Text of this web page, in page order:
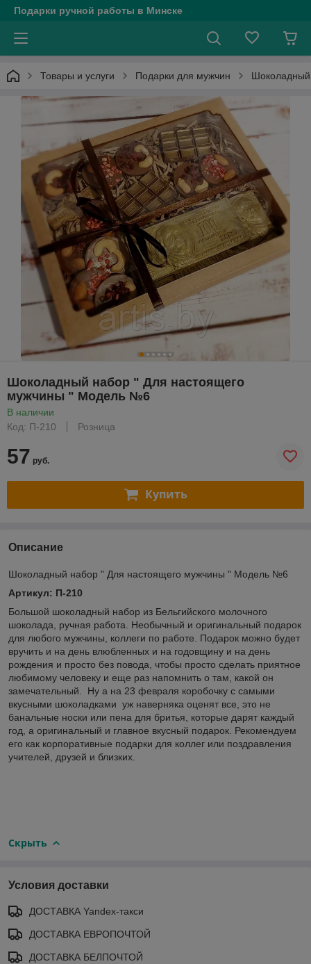
Подарки ручной работы в Минске
Товары и услуги Подарки для мужчин
Шоколадный набор " Для настоящего
мужчины " Модель №6
В наличии
Код: П-210
Розница
57 руб.
Купить
Описание
Шоколадный набор " Для настоящего мужчины " Модель №6
Артикул: П-210
Большой шоколадный набор из Бельгийского молочного
шоколада, ручная работа. Необычный и оригинальный подарок
для любого мужчины, коллеги по работе. Подарок можно будет
вручить и на день влюбленных и на годовщину и на день
рождения и просто без повода, чтобы просто сделать приятное
любимому человеку и еще раз напомнить о там, какой он
замечательный. Ну а на 23 февраля коробочку с самыми
вкусными шоколадками уж наверняка оценят все, это не
банальные носки или пена для бритья, которые дарят каждый
год, а оригинальный и главное вкусный подарок. Рекомендуем
его как корпоративные подарки для коллег или поздравления
учителей, друзей и близких.
Скрыть
Условия доставки
ДОСТАВКА Yandex-такси
ДОСТАВКА ЕВРОПОЧТОЙ
ДОСТАВКА БЕЛПОЧТОЙ